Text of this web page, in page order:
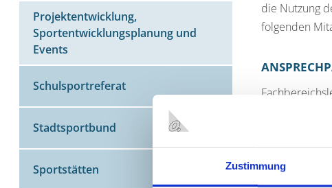
Zustimmung
Projektentwicklung,
Sportentwicklungsplanung und
Events
Schulsportreferat
Stadtsportbund
Sportstätten
die Nutzung
folgenden
E-Mail: